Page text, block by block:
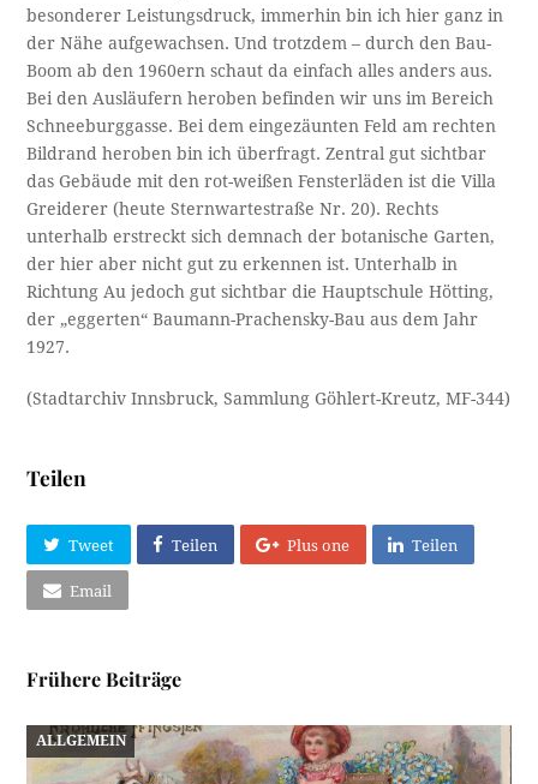
besonderer Leistungsdruck, immerhin bin ich hier ganz in
der Nähe aufgewachsen. Und trotzdem – durch den Bau-
Boom ab den 1960ern schaut da einfach alles anders aus.
Bei den Ausläufern heroben befinden wir uns im Bereich
Schneeburggasse. Bei dem eingezäunten Feld am rechten
Bildrand heroben bin ich überfragt. Zentral gut sichtbar
das Gebäude mit den rot-weißen Fensterläden ist die Villa
Greiderer (heute Sternwartestraße Nr. 20). Rechts
unterhalb erstreckt sich demnach der botanische Garten,
der hier aber nicht gut zu erkennen ist. Unterhalb in
Richtung Au jedoch gut sichtbar die Hauptschule Hötting,
der „eggerten“ Baumann-Prachensky-Bau aus dem Jahr
1927.
(Stadtarchiv Innsbruck, Sammlung Göhlert-Kreutz, MF-344)
Teilen
Tweet Teilen Plus one Teilen
Email
Frühere Beiträge
ALLGEMEIN